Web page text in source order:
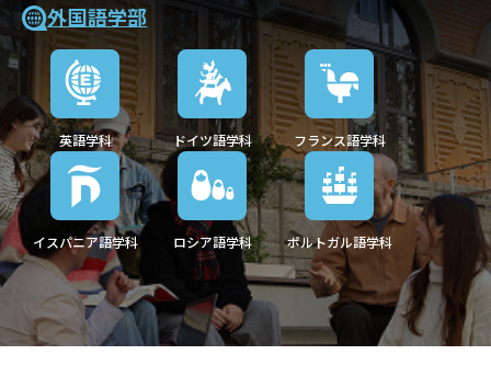
外国語学部
英語学科 ドイツ語学科 フランス語学科
イスパニア語学科 ロシア語学科 ポルトガル語学科